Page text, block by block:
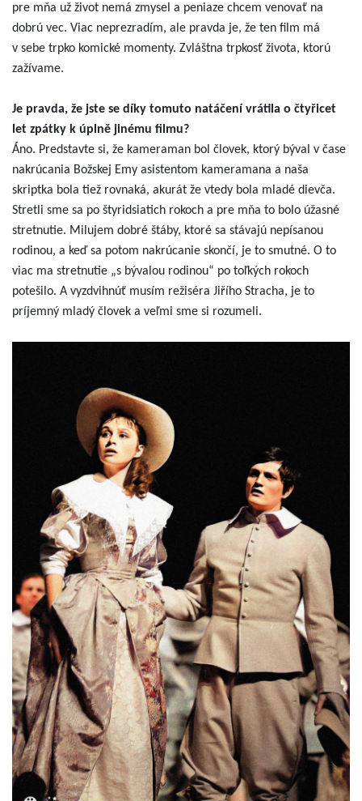
pre mňa už život nemá zmysel a peniaze chcem venovať na
dobrú vec. Viac neprezradím, ale pravda je, že ten film má
v sebe trpko komické momenty. Zvláštna trpkosť života, ktorú
zažívame.
Je pravda, že jste se díky tomuto natáčení vrátila o čtyřicet
let zpátky k úplně jinému filmu?
Áno. Predstavte si, že kameraman bol človek, ktorý býval v čase
nakrúcania Božskej Emy asistentom kameramana a naša
skriptka bola tiež rovnaká, akurát že vtedy bola mladé dievča.
Stretli sme sa po štyridsiatich rokoch a pre mňa to bolo úžasné
stretnutie. Milujem dobré štáby, ktoré sa stávajú nepísanou
rodinou, a keď sa potom nakrúcanie skončí, je to smutné. O to
viac ma stretnutie „s bývalou rodinou“ po toľkých rokoch
potešilo. A vyzdvihnúť musím režiséra Jiřího Stracha, je to
príjemný mladý človek a veľmi sme si rozumeli.